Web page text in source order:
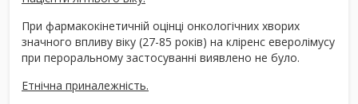
При фармакокінетичній оцінці онкологічних хворих
значного впливу віку (27-85 років) на кліренс еверолімусу
при пероральному застосуванні виявлено не було.
Етнічна приналежність.